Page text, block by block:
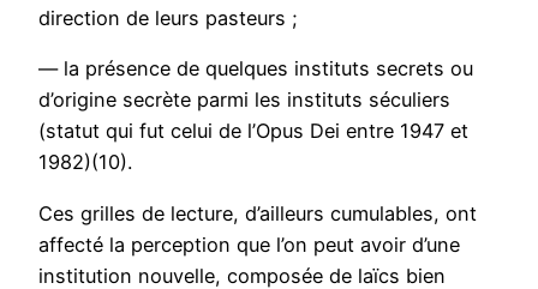
direction de leurs pasteurs ;
— la présence de quelques instituts secrets ou
d’origine secrète parmi les instituts séculiers
(statut qui fut celui de l’Opus Dei entre 1947 et
1982)(10).
Ces grilles de lecture, d’ailleurs cumulables, ont
affecté la perception que l’on peut avoir d’une
institution nouvelle, composée de laïcs bien